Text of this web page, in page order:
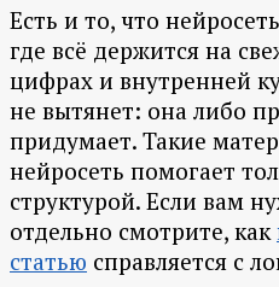
Есть и то, что
где всё держится на
цифрах и внутренней
не вытянет: она либо
придумает. Такие
нейросеть помогает
структурой. Если вам
отдельно смотрите, как
статью справляется с